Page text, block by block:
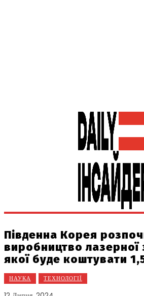
Південна Корея
виробництво лазерної
якої буде коштувати
НАУКА ТЕХНОЛОГІЇ